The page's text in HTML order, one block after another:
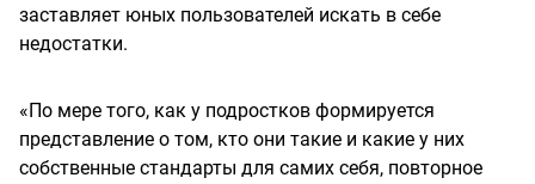
заставляет юных пользователей искать в себе
недостатки.
«По мере того, как у подростков формируется
представление о том, кто они такие и какие у них
собственные стандарты для самих себя, повторное